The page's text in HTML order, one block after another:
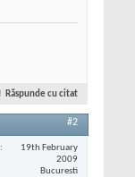
Răspunde cu citat
#2
19th February
2009
Bucuresti